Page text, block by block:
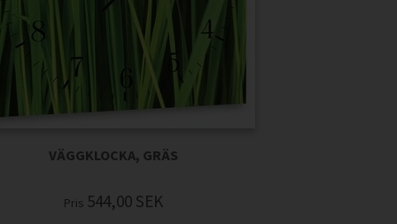
VÄGGKLOCKA, GRÄS
Pris 544,00 SEK